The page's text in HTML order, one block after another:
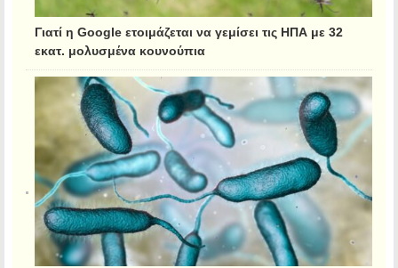
Γιατί η Google ετοιμάζεται να γεμίσει τις ΗΠΑ με 32
εκατ. μολυσμένα κουνούπια